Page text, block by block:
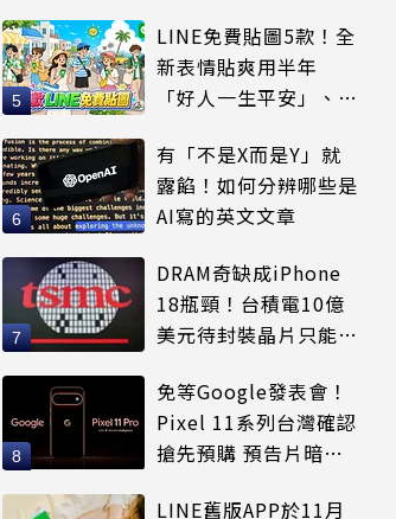
LINE免費貼圖5款！全
新表情貼爽用半年
「好人一生平安」、
有「不是X而是Y」就
露餡！如何分辨哪些是
AI寫的英文文章
DRAM奇缺成iPhone
18瓶頸！台積電10億
美元待封裝晶片只能枯
免等Google發表會！
Pixel 11系列台灣確認
搶先預購 預告片暗示
LINE舊版APP於11月